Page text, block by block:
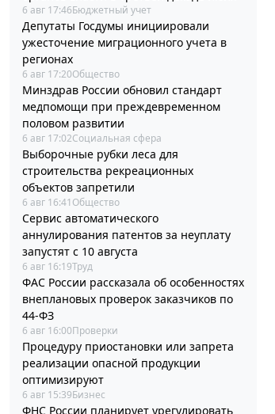
6 авг 17:46Бюджетный учет
Депутаты Госдумы инициировали
ужесточение миграционного учета в
регионах
6 авг 17:20Общество
Минздрав России обновил стандарт
медпомощи при преждевременном
половом развитии
6 авг 17:02Социальная сфера
Выборочные рубки леса для
строительства рекреационных
объектов запретили
6 авг 16:41 Общество
Сервис автоматического
аннулирования патентов за неуплату
запустят с 10 августа
6 авг 16:19Труд
ФАС России рассказала об особенностях
внеплановых проверок заказчиков по
44-ФЗ
6 авг 16:00Проверки
Процедуру приостановки или запрета
реализации опасной продукции
оптимизируют
6 авг 15:39Бизнес
ФНС России планирует урегулировать